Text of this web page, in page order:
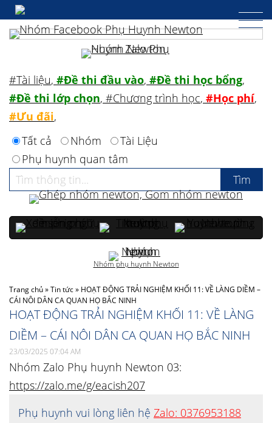
Trang chủ»Tin tức» HOẠT ĐỘNG TRẢI NGHIỆM KHỐI 11: VỀ LÀNG DIỀM –
CÁI NÔI DÂN CA QUAN HỌ BẮC NINH
HOẠT ĐỘNG TRẢI NGHIỆM KHỐI 11: VỀ LÀNG
DIỀM – CÁI NÔI DÂN CA QUAN HỌ BẮC NINH
23/03/2025 07:04 AM
Nhóm Zalo Phụ huynh Newton 03:
https://zalo.me/g/eacish207
Phụ huynh vui lòng liên hệ Zalo: 0376953188
#Tài liệu, #Đề thi đầu vào, #Đề thi học bổng,
#Đề thi lớp chọn, #Chương trình học, #Học phí,
#Ưu đãi,
Tất cả
Nhóm
Tài Liệu
Phụ huynh quan tâm
Nhóm phụ huynh Newton